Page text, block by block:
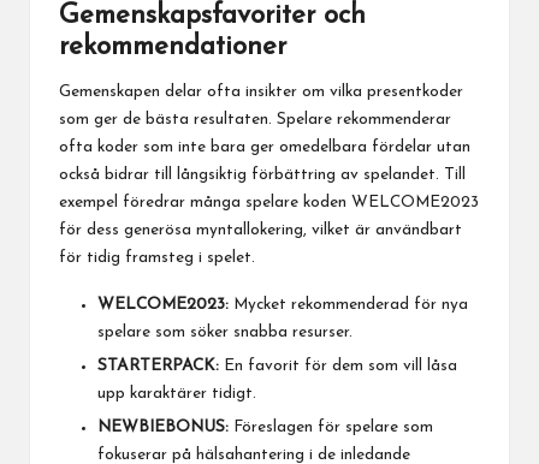
Gemenskapsfavoriter och
rekommendationer
Gemenskapen delar ofta insikter om vilka presentkoder
som ger de bästa resultaten. Spelare rekommenderar
ofta koder som inte bara ger omedelbara fördelar utan
också bidrar till långsiktig förbättring av spelandet. Till
exempel föredrar många spelare koden WELCOME2023
för dess generösa myntallokering, vilket är användbart
för tidig framsteg i spelet.
WELCOME2023: Mycket rekommenderad för nya
spelare som söker snabba resurser.
STARTERPACK: En favorit för dem som vill låsa
upp karaktärer tidigt.
NEWBIEBONUS: Föreslagen för spelare som
fokuserar på hälsahantering i de inledande